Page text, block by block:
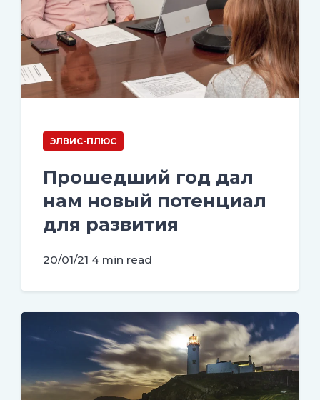
ЭЛВИС-ПЛЮС
Прошедший год дал
нам новый потенциал
для развития
20/01/21 4 min read